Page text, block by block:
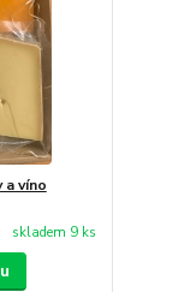
víno
skladem 9 ks